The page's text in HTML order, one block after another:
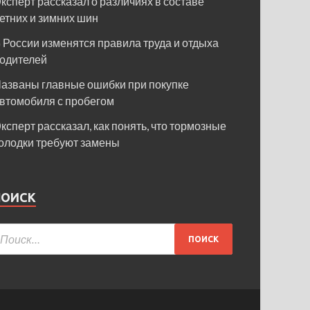
и зимних шин
России изменятся правила труда и отдыха
главные ошибки при покупке
с пробегом
рассказал, как понять, что тормозные
требуют замены